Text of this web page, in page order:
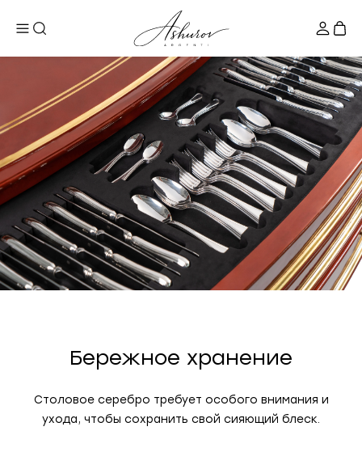
Бережное хранение
Столовое серебро требует особого внимания и
ухода, чтобы сохранить свой сияющий блеск.